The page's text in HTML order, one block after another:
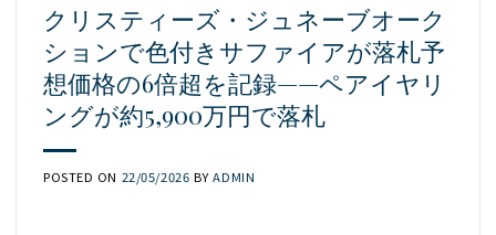
クリスティーズ・ジュネーブオーク
ションで色付きサファイアが落札予
想価格の6倍超を記録——ペアイヤリ
ングが約5,900万円で落札
POSTED ON 22/05/2026 BYADMIN